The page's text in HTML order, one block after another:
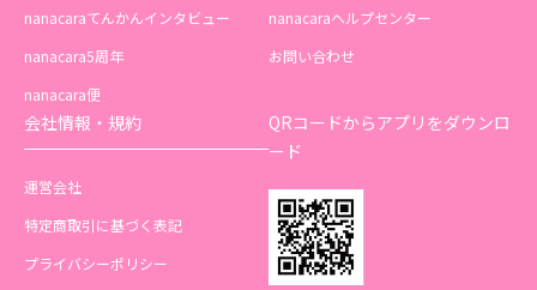
nanacaraてんかんインタビュー
nanacara5周年
nanacara便
nanacaraヘルプセンター
お問い合わせ
会社情報・規約
運営会社
特定商取引に基づく表記
プライバシーポリシー
QRコードからアプリをダウンロ
ード